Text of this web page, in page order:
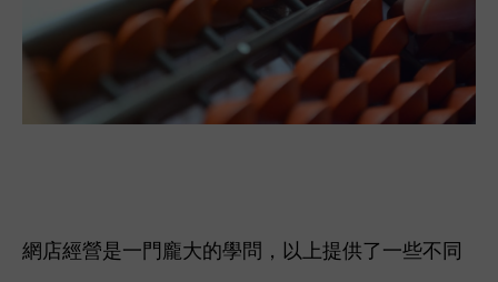
網店經營是一門龐大的學問，以上提供了一些不同